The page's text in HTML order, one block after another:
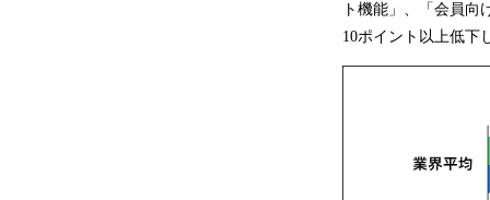
ト機能」、「会員
10ポイント以上低下